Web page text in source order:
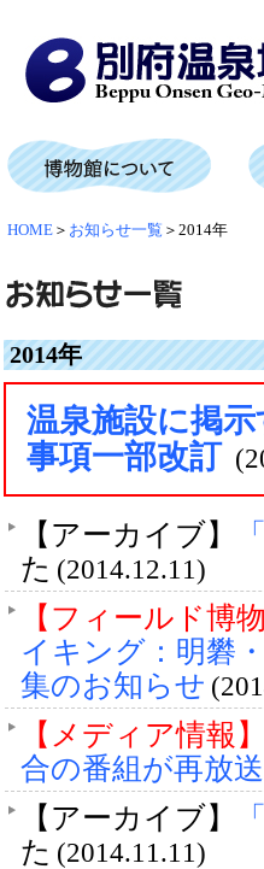
HOME ＞ お知らせ一覧 ＞2014年
2014年
温泉施設に掲
事項一部改訂
【アーカイブ】
た (2014.12.11)
【フィールド博
イキング：明礬
集のお知らせ
【メディア情報】
合の番組が再放
【アーカイブ】
た (2014.11.11)